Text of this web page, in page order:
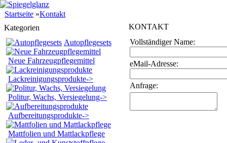
Startseite »Kontakt
Kategorien
Autopflegesets
Neue Fahrzeugpflegemittel
Lackreinigungsprodukte->
Politur, Wachs, Versiegelung->
Aufbereitungsprodukte->
Mattfolien und Mattlackpflege
KONTAKT
Vollständiger Name:
eMail-Adresse:
Anfrage: